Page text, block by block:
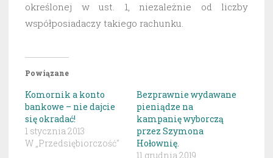
określonej w ust. 1, niezależnie od liczby
współposiadaczy takiego rachunku.
Powiązane
Komornik a konto
bankowe – nie dajcie
się okradać!
1 stycznia 2013
W „Przedsiębiorczość"
Bezprawnie wydawane
pieniądze na
kampanię wyborczą
przez Szymona
Hołownię.
11 grudnia 2019